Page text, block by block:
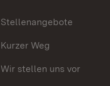
Stellenangebote
Kurzer Weg
Wir stellen uns vor